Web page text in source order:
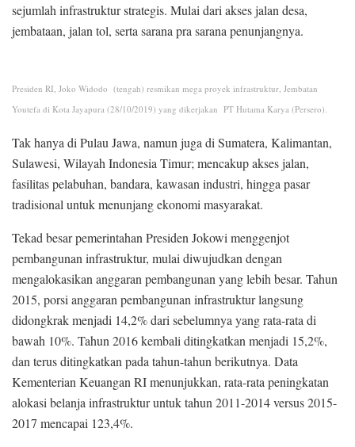
sejumlah infrastruktur strategis. Mulai dari akses jalan desa,
jembataan, jalan tol, serta sarana pra sarana penunjangnya.
Presiden RI, Joko Widodo (tengah) resmikan mega proyek infrastruktur, Jembatan
Youtefa di Kota Jayapura (28/10/2019) yang dikerjakan PT Hutama Karya (Persero).
Tak hanya di Pulau Jawa, namun juga di Sumatera, Kalimantan,
Sulawesi, Wilayah Indonesia Timur; mencakup akses jalan,
fasilitas pelabuhan, bandara, kawasan industri, hingga pasar
tradisional untuk menunjang ekonomi masyarakat.
Tekad besar pemerintahan Presiden Jokowi menggenjot
pembangunan infrastruktur, mulai diwujudkan dengan
mengalokasikan anggaran pembangunan yang lebih besar. Tahun
2015, porsi anggaran pembangunan infrastruktur langsung
didongkrak menjadi 14,2% dari sebelumnya yang rata-rata di
bawah 10%. Tahun 2016 kembali ditingkatkan menjadi 15,2%,
dan terus ditingkatkan pada tahun-tahun berikutnya. Data
Kementerian Keuangan RI menunjukkan, rata-rata peningkatan
alokasi belanja infrastruktur untuk tahun 2011-2014 versus 2015-
2017 mencapai 123,4%.